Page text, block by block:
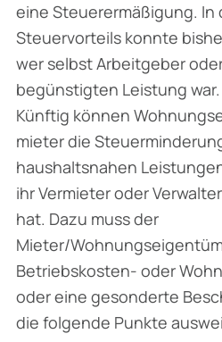
eine Steuerermäßigung. In
Steuervorteils konnte
wer selbst Arbeitgeber
begünstigten Leistung
Künftig können
mieter die
haushaltsnahen
ihr Vermieter oder
hat. Dazu muss der
Mieter/
Betriebskosten- oder
oder eine gesonderte
die folgende Punkte